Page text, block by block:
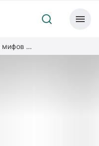
Шесть мифов о наказаниях